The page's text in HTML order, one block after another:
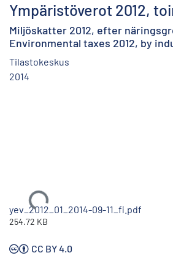
Ympäristöverot 2012,
Miljöskatter 2012, efter
Environmental taxes 2012, by
Tilastokeskus
2014
Ladataan...
yev_2012_01_2014-09-11_fi.pdf
254.72 KB
CC BY 4.0